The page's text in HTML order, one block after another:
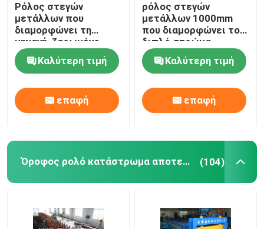
Ρόλος στεγών
μετάλλων που
διαμορφώνει τη
μηχανή, ζαρωμένο
φύλλο υλικού
κατασκευής σκεπής
χρώματος χάλυβας
που κατασκευάζει τη
μηχανή
Καλύτερη τιμή
επαφή
ρόλος στεγών
μετάλλων 1000mm
που διαμορφώνει το
διπλό στρώμα
μηχανών, φύλλο
υλικού κατασκευής
σκεπής που
κατασκευάζει τη
μηχανή
Καλύτερη τιμή
επαφή
Όροφος ρολό κατάστρωμα αποτελούν μηχανή (104)